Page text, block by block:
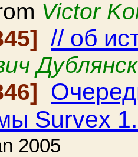
Victor
// об
Survex
2005